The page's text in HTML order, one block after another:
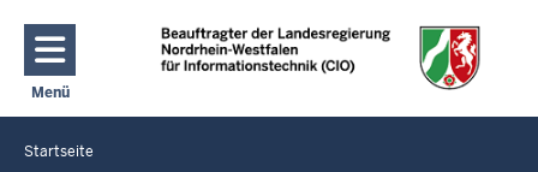
Direkt zum Inhalt
Menü
Navigation aktivieren/deaktivieren: Hauptmenü
Sie
Startseite